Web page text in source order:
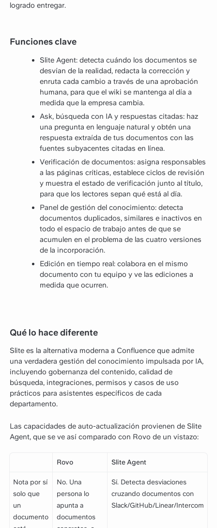
logrado entregar.
Funciones clave
Slite Agent: detecta cuándo los documentos se
desvían de la realidad, redacta la corrección y
enruta cada cambio a través de una aprobación
humana, para que el wiki se mantenga al día a
medida que la empresa cambia.
Ask, búsqueda con IA y respuestas citadas: haz
una pregunta en lenguaje natural y obtén una
respuesta extraída de tus documentos con las
fuentes subyacentes citadas en línea.
Verificación de documentos: asigna responsables
a las páginas críticas, establece ciclos de revisión
y muestra el estado de verificación junto al título,
para que los lectores sepan qué está al día.
Panel de gestión del conocimiento: detecta
documentos duplicados, similares e inactivos en
todo el espacio de trabajo antes de que se
acumulen en el problema de las cuatro versiones
de la incorporación.
Edición en tiempo real: colabora en el mismo
documento con tu equipo y ve las ediciones a
medida que ocurren.
Qué lo hace diferente
Slite es la alternativa moderna a Confluence que admite
una verdadera gestión del conocimiento impulsada por IA,
incluyendo gobernanza del contenido, calidad de
búsqueda, integraciones, permisos y casos de uso
prácticos para asistentes específicos de cada
departamento.
Las capacidades de auto-actualización provienen de Slite
Agent, que se ve así comparado con Rovo de un vistazo:
Rovo Slite Agent
Nota por sí
solo que
un
documento
No. Una
persona lo
apunta a
documentos
Sí. Detecta desviaciones
cruzando documentos con
Slack/GitHub/Linear/Intercom